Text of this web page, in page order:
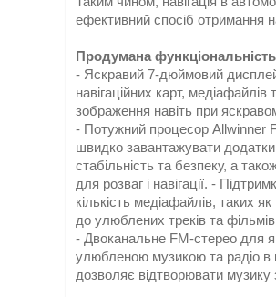
ефективний спосіб отримання
Продумана функціональність
- Яскравий 7-дюймовий
навігаційних карт,
зображення навіть при
- Потужний процесор Allwinner
швидко завантажувати
стабільність та безпеку, а
для розваг і навігації. -
кількість медіафайлів, таких
до улюблених треків та
- Двоканальне FM-стерео для
улюбленою музикою та радіо в
дозволяє відтворювати